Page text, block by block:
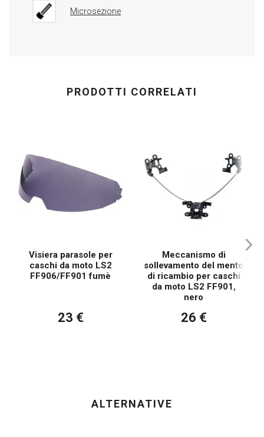
Microsezione
PRODOTTI CORRELATI
Visiera parasole per
caschi da moto LS2
FF906/FF901 fumè
23 €
Meccanismo di
sollevamento del mento
di ricambio per caschi
da moto LS2 FF901,
nero
26 €
ALTERNATIVE